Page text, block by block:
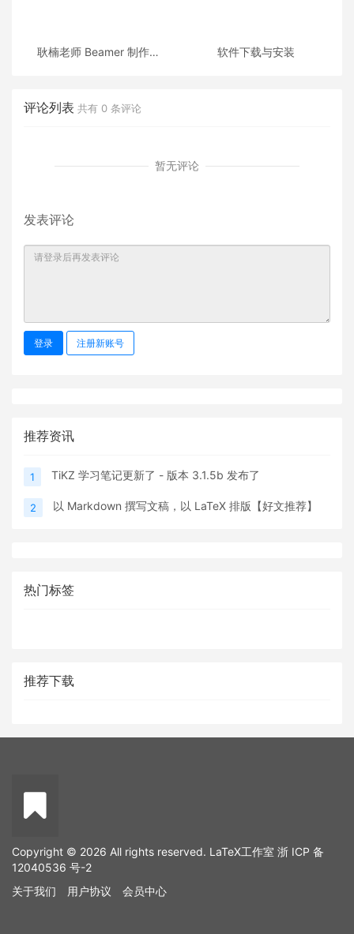
耿楠老师 Beamer 制作的
软件下载与安装
评论列表 共有 0 条评论
暂无评论
发表评论
登录 注册新账号
推荐资讯
1 TiKZ 学习笔记更新了 - 版本 3.1.5b 发布了
2 以 Markdown 撰写文稿，以 LaTeX 排版【好文推荐】
热门标签
推荐下载
Copyright © 2026 All rights reserved. LaTeX工作室 浙 ICP 备
12040536 号-2
关于我们
用户协议 会员中心